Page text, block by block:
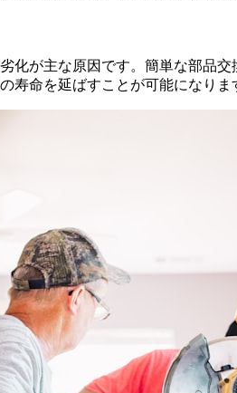
化が主な原因です。簡単な部品
寿命を延ばすことが可能になりま